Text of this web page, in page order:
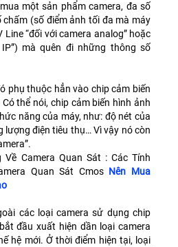
một sản phẩm camera, đa số
(số điểm ảnh tối đa mà máy
“đối với camera analog” hoặc
IP”) mà quên đi những thông số
phụ thuộc hẳn vào chip cảm biến
thể nói, chip cảm biến hình ảnh
năng của máy, như: độ nét của
lượng điện tiêu thụ… Vì vậy nó còn
Camera Quan Sát : Các Tính
Quan Sát Cmos Nên Mua
các loại camera sử dụng chip
đầu xuất hiện dần loại camera
hệ mới. Ở thời điểm hiện tại, loại